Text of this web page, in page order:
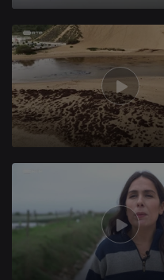
740899